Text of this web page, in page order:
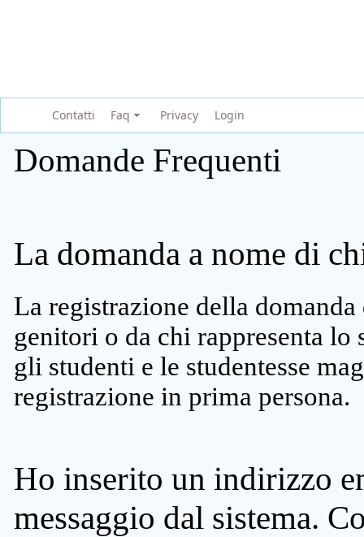
Contatti Faq Privacy Login
Domande Frequenti
La domanda a nome di
La registrazione della
genitori o da chi rappresenta lo
gli studenti e le studentesse
registrazione in prima persona.
Ho inserito un indirizzo
messaggio dal sistema.